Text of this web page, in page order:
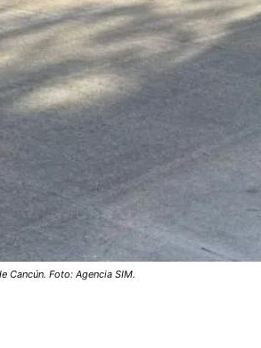
Cancún. Foto: Agencia SIM.